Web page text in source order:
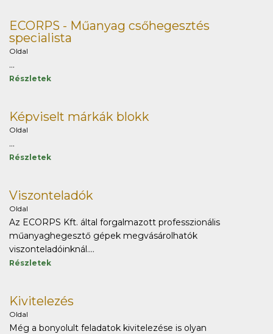
ECORPS - Műanyag csőhegesztés
specialista
Oldal
...
Részletek
Képviselt márkák blokk
Oldal
...
Részletek
Viszonteladók
Oldal
Az ECORPS Kft. által forgalmazott professzionális
műanyaghegesztő gépek megvásárolhatók
viszonteladóinknál....
Részletek
Kivitelezés
Oldal
Még a bonyolult feladatok kivitelezése is olyan